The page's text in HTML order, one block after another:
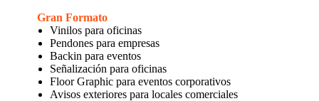
Gran Formato
Vinilos para oficinas
Pendones para empresas
Backin para eventos
Señalización para oficinas
Floor Graphic para eventos corporativos
Avisos exteriores para locales comerciales